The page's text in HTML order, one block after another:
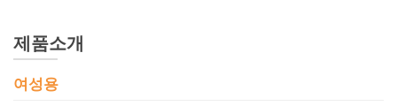
제품소개
여성용